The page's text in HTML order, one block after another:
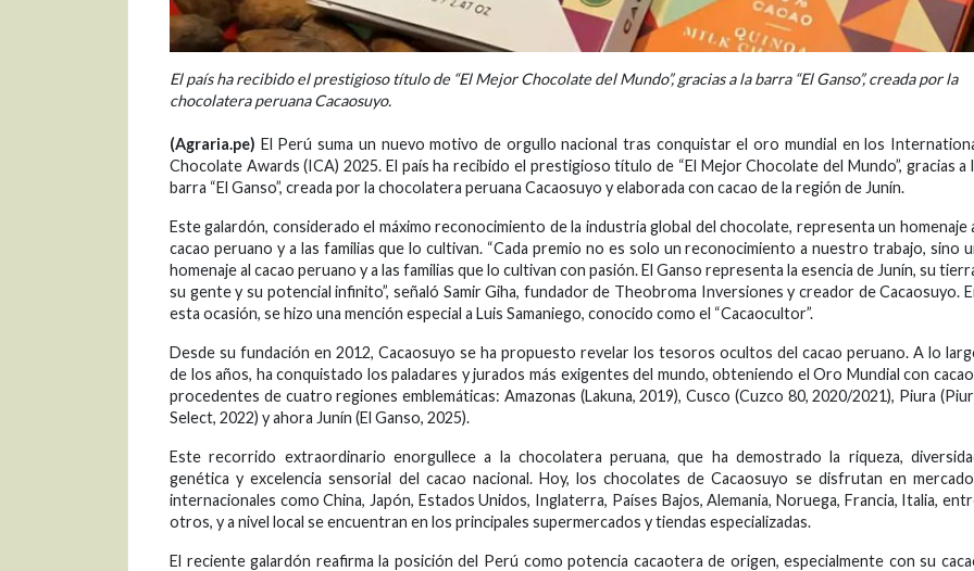
El país ha recibido el prestigioso título de “El Mejor Chocolate del Mundo”, gracias a la barra “El Ganso”, creada por la
chocolatera peruana Cacaosuyo.
(Agraria.pe) El Perú suma un nuevo motivo de orgullo nacional tras conquistar el oro mundial en los
Chocolate Awards (ICA) 2025. El país ha recibido el prestigioso título de “El Mejor Chocolate del Mundo”, gracias a
barra “El Ganso”, creada por la chocolatera peruana Cacaosuyo y elaborada con cacao de la región de Junín.
Este galardón, considerado el máximo reconocimiento de la industria global del chocolate, representa un homenaje
cacao peruano y a las familias que lo cultivan. “Cada premio no es solo un reconocimiento a nuestro trabajo, sino
homenaje al cacao peruano y a las familias que lo cultivan con pasión. El Ganso representa la esencia de Junín, su
su gente y su potencial infinito”, señaló Samir Giha, fundador de Theobroma Inversiones y creador de Cacaosuyo.
esta ocasión, se hizo una mención especial a Luis Samaniego, conocido como el “Cacaocultor”.
Desde su fundación en 2012, Cacaosuyo se ha propuesto revelar los tesoros ocultos del cacao peruano. A lo
de los años, ha conquistado los paladares y jurados más exigentes del mundo, obteniendo el Oro Mundial con
procedentes de cuatro regiones emblemáticas: Amazonas (Lakuna, 2019), Cusco (Cuzco 80, 2020/2021), Piura
Select, 2022) y ahora Junín (El Ganso, 2025).
Este recorrido extraordinario enorgullece a la chocolatera peruana, que ha demostrado la riqueza,
genética y excelencia sensorial del cacao nacional. Hoy, los chocolates de Cacaosuyo se disfrutan en
internacionales como China, Japón, Estados Unidos, Inglaterra, Países Bajos, Alemania, Noruega, Francia, Italia,
otros, y a nivel local se encuentran en los principales supermercados y tiendas especializadas.
El reciente galardón reafirma la posición del Perú como potencia cacaotera de origen, especialmente con su